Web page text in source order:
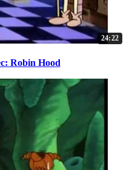
24:22
Robin Hood